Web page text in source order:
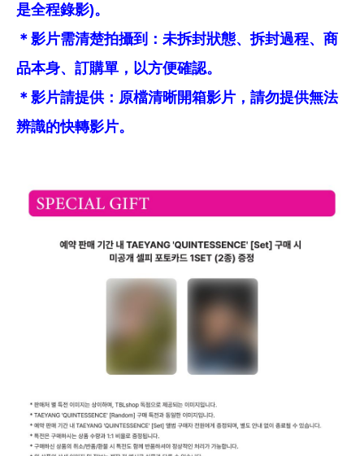
是全程錄影)。
＊影片需清楚拍攝到：未拆封狀態、拆封過程、商
品本身、訂購單，以方便確認。
＊影片請提供：原檔清晰開箱影片，請勿提供無法
辨識的快轉影片。